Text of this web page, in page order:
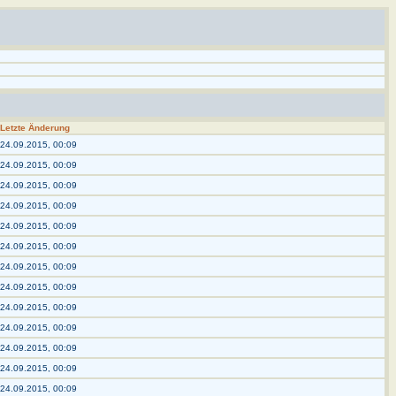
Letzte Änderung
24.09.2015, 00:09
24.09.2015, 00:09
24.09.2015, 00:09
24.09.2015, 00:09
24.09.2015, 00:09
24.09.2015, 00:09
24.09.2015, 00:09
24.09.2015, 00:09
24.09.2015, 00:09
24.09.2015, 00:09
24.09.2015, 00:09
24.09.2015, 00:09
24.09.2015, 00:09